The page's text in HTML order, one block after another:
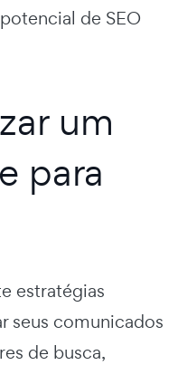
de SEO
um
para
estratégias
seus comunicados
de busca,